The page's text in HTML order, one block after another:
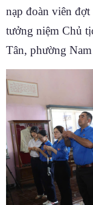
nạp đoàn viên
tưởng niệm Chủ
Tân, phường